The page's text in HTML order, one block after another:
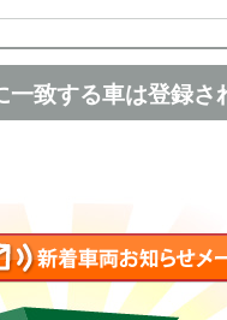
致する車は登録さ